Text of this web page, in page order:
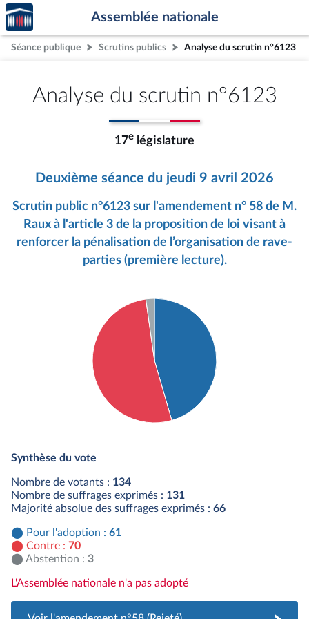
Aller au contenu
Aller en bas de la page
Accèder
à la
page
d'accueil
Assemblée nationale
Séance publique Scrutins publics Analyse du scrutin n°6123
Analyse du scrutin n°6123
17e législature
Deuxième séance du jeudi 9 avril 2026
Scrutin public n°6123 sur l'amendement n° 58 de M.
Raux à l'article 3 de la proposition de loi visant à
renforcer la pénalisation de l’organisation de rave-
parties (première lecture).
Synthèse du vote
Nombre de votants : 134
Nombre de suffrages exprimés : 131
Majorité absolue des suffrages exprimés : 66
Pour l'adoption : 61
Contre : 70
Abstention : 3
L'Assemblée nationale n'a pas adopté